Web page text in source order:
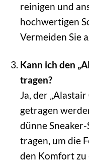
reinigen und
hochwertigen
Vermeiden Sie
Kann ich den
tragen?
Ja, der
getragen
dünne
tragen, um die
den Komfort zu